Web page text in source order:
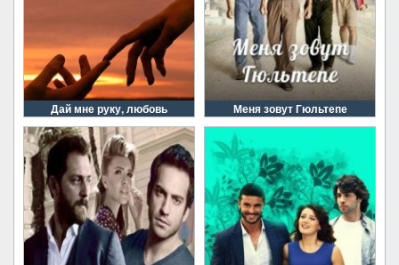
Дай мне руку, любовь Меня зовут Гюльтепе